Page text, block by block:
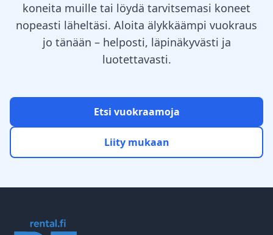
koneita muille tai löydä tarvitsemasi koneet
nopeasti läheltäsi. Aloita älykkäämpi vuokraus
jo tänään – helposti, läpinäkyvästi ja
luotettavasti.
Etsi vuokraamoja
Liity mukaan